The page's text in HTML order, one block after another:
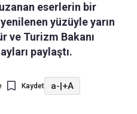
eserlerin bir
yüzüyle yarın
ve Turizm Bakanı
paylaştı.
Kaydet a-|+A